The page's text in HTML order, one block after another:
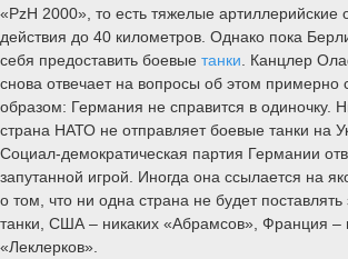
«PzH 2000», то есть тяжелые артиллерийские
действия до 40 километров. Однако пока
себя предоставить боевые танки . Канцлер
снова отвечает на вопросы об этом
образом: Германия не справится в одиночку.
страна НАТО не отправляет боевые танки на
Социал-демократическая партия Германии
запутанной игрой. Иногда она ссылается на
о том, что ни одна страна не будет
танки, США – никаких «Абрамсов», Франция –
«Леклерков».